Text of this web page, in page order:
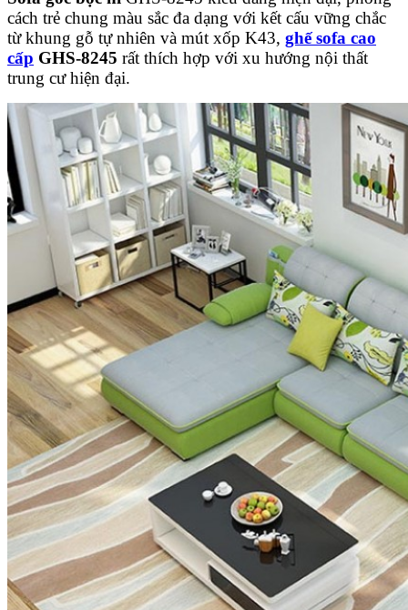
cách trẻ chung màu sắc đa dạng với kết cấu vững chắc
từ khung gỗ tự nhiên và mút xốp K43, ghế sofa cao
cấp GHS-8245 rất thích hợp với xu hướng nội thất
trung cư hiện đại.